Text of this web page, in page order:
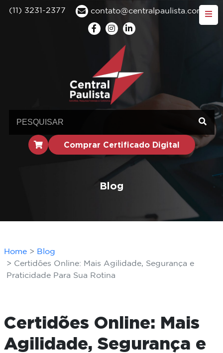
(11) 3231-2377 contato@centralpaulista.com.br
Comprar Certificado Digital
Blog
Home
Blog
Certidões Online: Mais Agilidade, Segurança e
Praticidade Para Sua Rotina
Certidões Online: Mais
Agilidade, Segurança e